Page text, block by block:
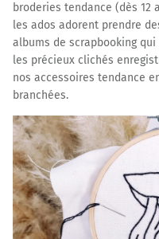
broderies tendance (dès 12
les ados adorent prendre
albums de scrapbooking
les précieux clichés
nos accessoires tendance
branchées.